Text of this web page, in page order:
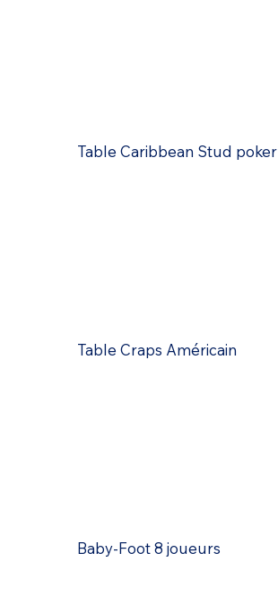
Table Caribbean Stud poker
Table Craps Américain
Baby-Foot 8 joueurs